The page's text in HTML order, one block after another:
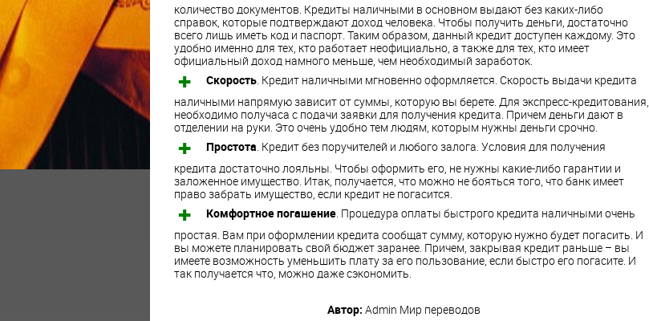
количество документов. Кредиты наличными в основном выдают без каких-либо
справок, которые подтверждают доход человека. Чтобы получить деньги, достаточно
всего лишь иметь код и паспорт. Таким образом, данный кредит доступен каждому. Это
удобно именно для тех, кто работает неофициально, а также для тех, кто имеет
официальный доход намного меньше, чем необходимый заработок.
Скорость. Кредит наличными мгновенно оформляется. Скорость выдачи кредита
наличными напрямую зависит от суммы, которую вы берете. Для экспресс-кредитования,
необходимо получаса с подачи заявки для получения кредита. Причем деньги дают в
отделении на руки. Это очень удобно тем людям, которым нужны деньги срочно.
Простота. Кредит без поручителей и любого залога. Условия для получения
кредита достаточно лояльны. Чтобы оформить его, не нужны какие-либо гарантии и
заложенное имущество. Итак, получается, что можно не бояться того, что банк имеет
право забрать имущество, если кредит не погасится.
Комфортное погашение. Процедура оплаты быстрого кредита наличными очень
простая. Вам при оформлении кредита сообщат сумму, которую нужно будет погасить. И
вы можете планировать свой бюджет заранее. Причем, закрывая кредит раньше – вы
имеете возможность уменьшить плату за его пользование, если быстро его погасите. И
так получается что, можно даже сэкономить.
Автор: Admin Мир переводов